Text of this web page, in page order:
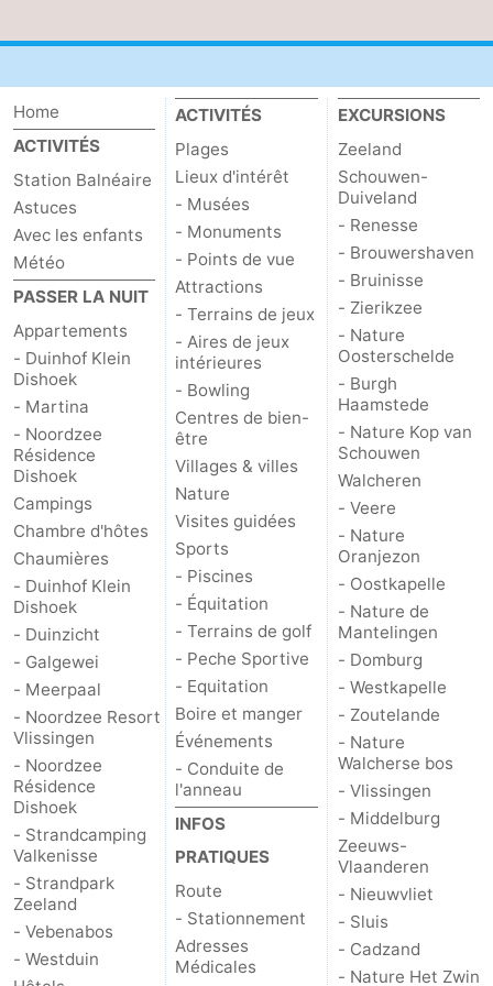
vue
Terrains
de
jeux
-
Aires
de
jeux
intérieures
-
Bowling
Centres
de
bien-
être
Villages
&
villes
Nature
Visites
guidées
Sports
-
Piscines
-
Équitation
Terrains
de
golf
Peche
Sportive
Equitation
Boire
et
manger
Événements
Conduite
de
l'anneau
Pratiques
Forum
Route
Home
ACTIVITÉS
Station Balnéaire
Astuces
Avec les enfants
Météo
PASSER LA NUIT
Appartements
- Duinhof Klein
Dishoek
- Martina
- Noordzee
Résidence
Dishoek
Campings
Chambre d'hôtes
Chaumières
- Duinhof Klein
Dishoek
- Duinzicht
- Galgewei
- Meerpaal
- Noordzee Resort
Vlissingen
- Noordzee
Résidence
Dishoek
- Strandcamping
Valkenisse
- Strandpark
Zeeland
- Vebenabos
- Westduin
ACTIVITÉS
Plages
Lieux d'intérêt
- Musées
- Monuments
- Points de vue
Attractions
- Terrains de jeux
- Aires de jeux
intérieures
- Bowling
Centres de bien-
être
Villages & villes
Nature
Visites guidées
Sports
- Piscines
- Équitation
- Terrains de golf
- Peche Sportive
- Equitation
Boire et manger
Événements
- Conduite de
l'anneau
INFOS
PRATIQUES
Route
- Stationnement
Adresses
Médicales
EXCURSIONS
Zeeland
Schouwen-
Duiveland
- Renesse
- Brouwershaven
- Bruinisse
- Zierikzee
- Nature
Oosterschelde
- Burgh
Haamstede
- Nature Kop van
Schouwen
Walcheren
- Veere
- Nature
Oranjezon
- Oostkapelle
- Nature de
Mantelingen
- Domburg
- Westkapelle
- Zoutelande
- Nature
Walcherse bos
- Vlissingen
- Middelburg
Zeeuws-
Vlaanderen
- Nieuwvliet
- Sluis
- Cadzand
- Nature Het Zwin